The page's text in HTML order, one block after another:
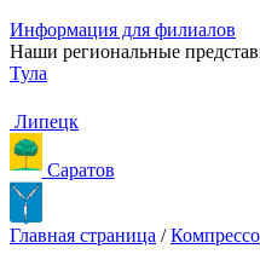
Информация для филиалов
Наши региональные
Тула
Липецк
Саратов
Главная страница /